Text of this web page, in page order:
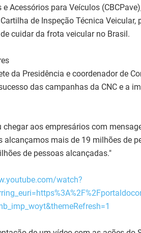
Acessórios para Veículos
de Inspeção Técnica Veicular,
cuidar da frota veicular no Brasil.
da Presidência e coordenador de
das campanhas da CNC e a
aos empresários com
alcançamos mais de 19 milhões de
de pessoas alcançadas."
watch?